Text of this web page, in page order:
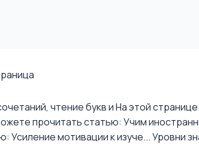
чтение букв иНа этой
прочитать статью: Учим
Усиление мотивации к изуче...Уровни